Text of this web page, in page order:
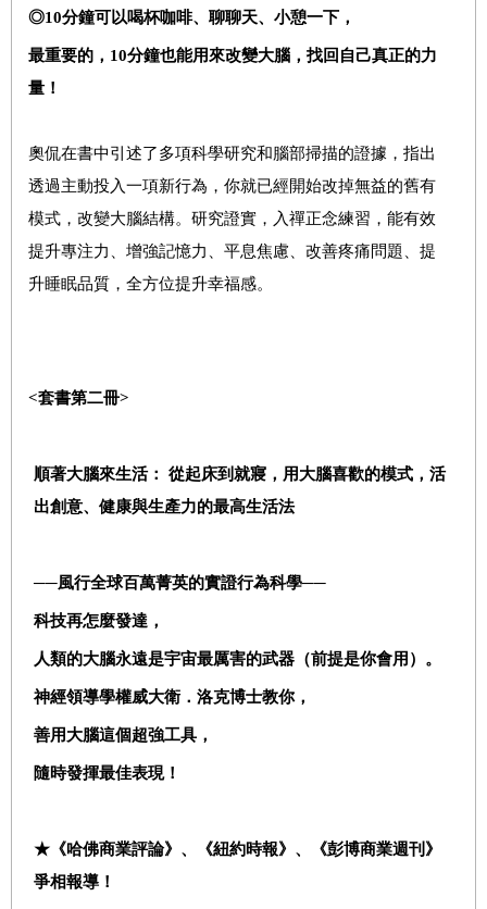
◎10分鐘可以喝杯咖啡、聊聊天、小憩一下，
最重要的，10分鐘也能用來改變大腦，找回自己真正的力
量！
奧侃在書中引述了多項科學研究和腦部掃描的證據，指出
透過主動投入一項新行為，你就已經開始改掉無益的舊有
模式，改變大腦結構。研究證實，入禪正念練習，能有效
提升專注力、增強記憶力、平息焦慮、改善疼痛問題、提
升睡眠品質，全方位提升幸福感。
<套書第二冊>
順著大腦來生活： 從起床到就寢，用大腦喜歡的模式，活
出創意、健康與生產力的最高生活法
──風行全球百萬菁英的實證行為科學──
科技再怎麼發達，
人類的大腦永遠是宇宙最厲害的武器（前提是你會用）。
神經領導學權威大衛．洛克博士教你，
善用大腦這個超強工具，
隨時發揮最佳表現！
★《哈佛商業評論》、《紐約時報》、《彭博商業週刊》
爭相報導！